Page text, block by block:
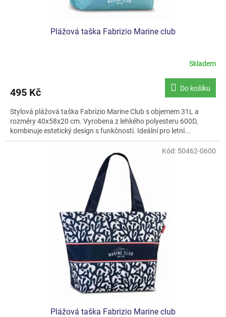
Plážová taška Fabrizio Marine club
Skladem
495 Kč Do košíku
Stylová plážová taška Fabrizio Marine Club s objemem 31L a
rozměry 40x58x20 cm. Vyrobena z lehkého polyesteru 600D,
kombinuje estetický design s funkčností. Ideální pro letní...
Plážová taška Fabrizio Marine club
Kód: 50462-0600